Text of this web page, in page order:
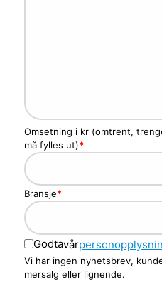
Omsetning i kr (omtrent,
må fylles ut)*
Bransje*
Godtavår
Vi har ingen nyhetsbrev,
mersalg eller lignende.